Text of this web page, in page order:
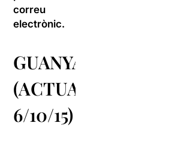
correu
electrònic.
GUANYADORS
(ACTUALITZAT
6/10/15)